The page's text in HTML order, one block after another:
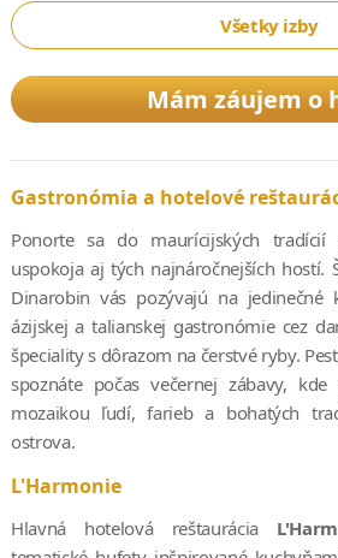
Všetky izby
Mám záujem o
Gastronómia a hotelové
Ponorte sa do maurícijských
uspokoja aj tých najnáročnejších hostí.
Dinarobin vás pozývajú na jedinečné
ázijskej a talianskej gastronómie cez
špeciality s dôrazom na čerstvé ryby.
spoznáte počas večernej zábavy,
mozaikou ľudí, farieb a bohatých
ostrova.
L'Harmonie
Hlavná hotelová reštaurácia